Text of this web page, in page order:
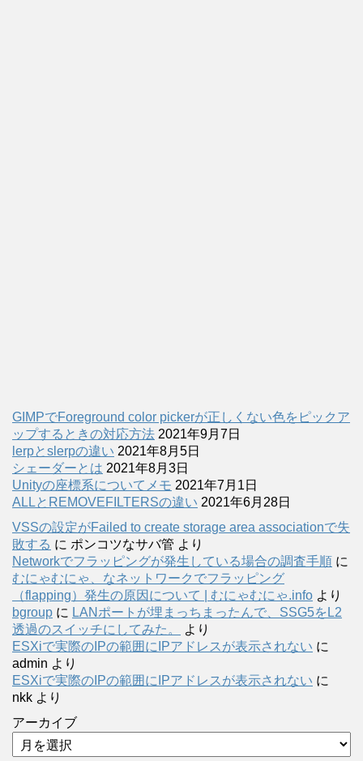
GIMPでForeground color pickerが正しくない色をピックア
ップするときの対応方法 2021年9月7日
lerpとslerpの違い 2021年8月5日
シェーダーとは 2021年8月3日
Unityの座標系についてメモ 2021年7月1日
ALLとREMOVEFILTERSの違い 2021年6月28日
VSSの設定がFailed to create storage area associationで失
敗する に ポンコツなサバ管 より
Networkでフラッピングが発生している場合の調査手順 に
むにゃむにゃ、なネットワークでフラッピング
（flapping）発生の原因について | むにゃむにゃ.info より
bgroup に LANポートが埋まっちまったんで、SSG5をL2
透過のスイッチにしてみた。
より
ESXiで実際のIPの範囲にIPアドレスが表示されない に
admin より
ESXiで実際のIPの範囲にIPアドレスが表示されない に
nkk より
アーカイブ